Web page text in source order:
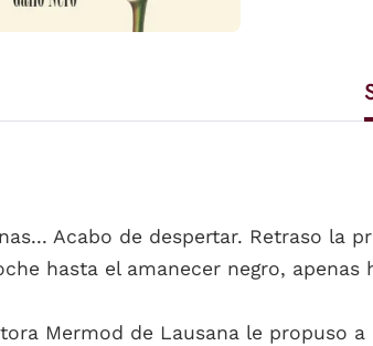
Acabo de despertar. Retraso la
hasta el amanecer negro,
Mermod de Lausana le